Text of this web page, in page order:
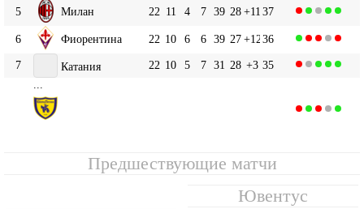
5
Милан 22 11 4 7 39 28+11 37
6 Фиорентина 22 10 6 6 39 27+1236
7
Катания 22 10 5 7 31 28 +3 35
Предшествующие матчи
Ювентус